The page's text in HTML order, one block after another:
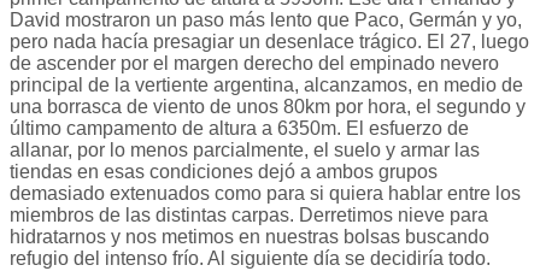
David mostraron un paso más lento que Paco, Germán y yo,
pero nada hacía presagiar un desenlace trágico. El 27, luego
de ascender por el margen derecho del empinado nevero
principal de la vertiente argentina, alcanzamos, en medio de
una borrasca de viento de unos 80km por hora, el segundo y
último campamento de altura a 6350m. El esfuerzo de
allanar, por lo menos parcialmente, el suelo y armar las
tiendas en esas condiciones dejó a ambos grupos
demasiado extenuados como para si quiera hablar entre los
miembros de las distintas carpas. Derretimos nieve para
hidratarnos y nos metimos en nuestras bolsas buscando
refugio del intenso frío. Al siguiente día se decidiría todo.